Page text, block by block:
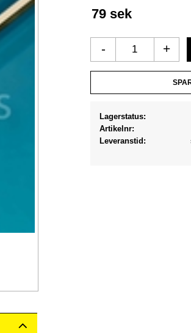
79 sek
+
-
Lagerstatus
Artikelnr
Leveranstid